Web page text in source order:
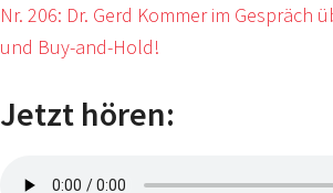
Nr. 206: Dr. Gerd Kommer im Gespräch
und Buy-and-Hold!
Jetzt hören: